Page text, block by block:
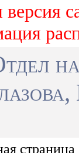
страница